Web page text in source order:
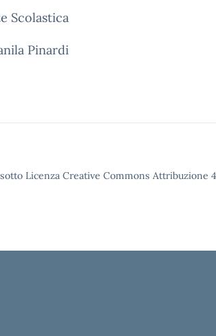
Scolastica
Pinardi
Licenza Creative Commons Attribuzione